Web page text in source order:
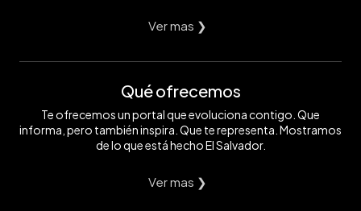
Ver mas ❯
Qué ofrecemos
Te ofrecemos un portal que evoluciona contigo. Que
informa, pero también inspira. Que te representa. Mostramos
de lo que está hecho El Salvador.
Ver mas ❯